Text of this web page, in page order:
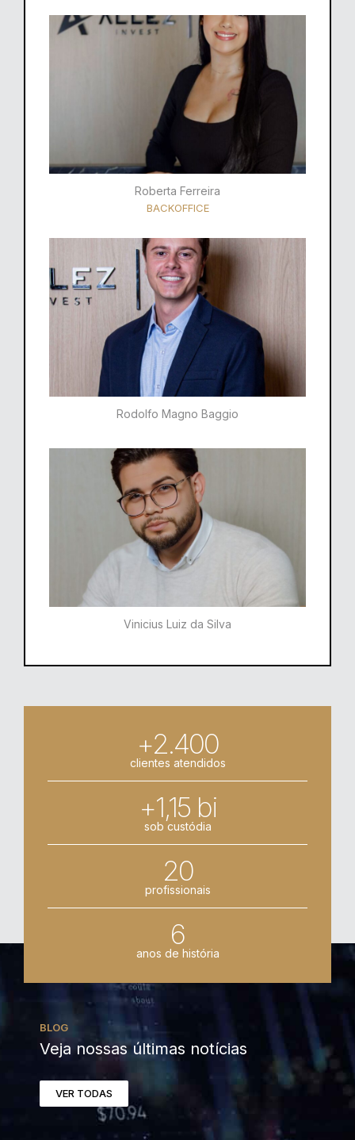
Roberta Ferreira
BACKOFFICE
Rodolfo Magno Baggio​​
Vinicius Luiz da Silva
+2.400
clientes atendidos
+1,15 bi
sob custódia
20
profissionais
6
anos de história
BLOG
Veja nossas últimas notícias
VER TODAS